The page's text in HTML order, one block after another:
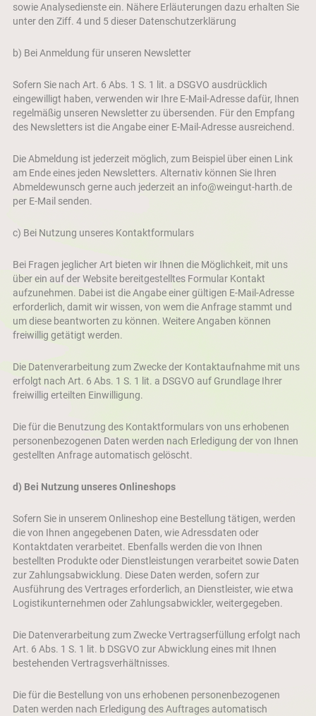
sowie Analysedienste ein. Nähere Erläuterungen dazu erhalten Sie
unter den Ziff. 4 und 5 dieser Datenschutzerklärung
b) Bei Anmeldung für unseren Newsletter
Sofern Sie nach Art. 6 Abs. 1 S. 1 lit. a DSGVO ausdrücklich
eingewilligt haben, verwenden wir Ihre E-Mail-Adresse dafür, Ihnen
regelmäßig unseren Newsletter zu übersenden. Für den Empfang
des Newsletters ist die Angabe einer E-Mail-Adresse ausreichend.
Die Abmeldung ist jederzeit möglich, zum Beispiel über einen Link
am Ende eines jeden Newsletters. Alternativ können Sie Ihren
Abmeldewunsch gerne auch jederzeit an info@weingut-harth.de
per E-Mail senden.
c) Bei Nutzung unseres Kontaktformulars
Bei Fragen jeglicher Art bieten wir Ihnen die Möglichkeit, mit uns
über ein auf der Website bereitgestelltes Formular Kontakt
aufzunehmen. Dabei ist die Angabe einer gültigen E-Mail-Adresse
erforderlich, damit wir wissen, von wem die Anfrage stammt und
um diese beantworten zu können. Weitere Angaben können
freiwillig getätigt werden.
Die Datenverarbeitung zum Zwecke der Kontaktaufnahme mit uns
erfolgt nach Art. 6 Abs. 1 S. 1 lit. a DSGVO auf Grundlage Ihrer
freiwillig erteilten Einwilligung.
Die für die Benutzung des Kontaktformulars von uns erhobenen
personenbezogenen Daten werden nach Erledigung der von Ihnen
gestellten Anfrage automatisch gelöscht.
d) Bei Nutzung unseres Onlineshops
Sofern Sie in unserem Onlineshop eine Bestellung tätigen, werden
die von Ihnen angegebenen Daten, wie Adressdaten oder
Kontaktdaten verarbeitet. Ebenfalls werden die von Ihnen
bestellten Produkte oder Dienstleistungen verarbeitet sowie Daten
zur Zahlungsabwicklung. Diese Daten werden, sofern zur
Ausführung des Vertrages erforderlich, an Dienstleister, wie etwa
Logistikunternehmen oder Zahlungsabwickler, weitergegeben.
Die Datenverarbeitung zum Zwecke Vertragserfüllung erfolgt nach
Art. 6 Abs. 1 S. 1 lit. b DSGVO zur Abwicklung eines mit Ihnen
bestehenden Vertragsverhältnisses.
Die für die Bestellung von uns erhobenen personenbezogenen
Daten werden nach Erledigung des Auftrages automatisch